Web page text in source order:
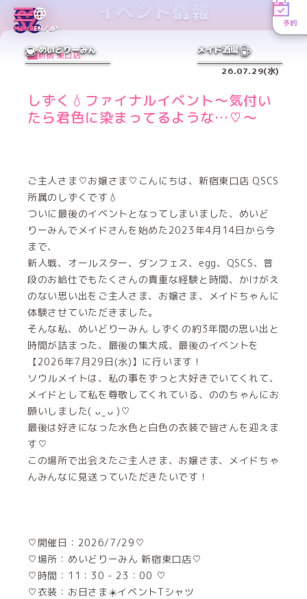
MENUEN／JP
予約
めいどりーみん メイド酒場
イベント情報
新宿 東口店
26.07.29(水)
しずく‪💧‬ファイナルイベント〜気付い
たら君色に染まってるような…♡〜
ご主人さま♡お嬢さま♡こんにちは、新宿東口店 QSCS
所属のしずくです‪💧‬
ついに最後のイベントとなってしまいました、めいど
りーみんでメイドさんを始めた2023年4月14日から今
まで、
新人戦、オールスター、ダンフェス、egg、QSCS、普
段のお給仕でもたくさんの貴重な経験と時間、かけがえ
のない思い出をご主人さま、お嬢さま、メイドちゃんに
体験させていただきました。
そんな私、めいどりーみん しずくの約3年間の思い出と
時間が詰まった、最後の集大成、最後のイベントを
【2026年7月29日(水)】に行います！
ソウルメイトは、私の事をずっと大好きでいてくれて、
メイドとして私を尊敬してくれている、ののちゃんにお
願いしました( ᴗ ̫ ᴗ )♡
最後は好きになった水色と白色の衣装で皆さんを迎えま
す♡
この場所で出会えたご主人さま、お嬢さま、メイドちゃ
んみんなに見送っていただきたいです！
♡開催日：2026/7/29♡
♡場所：めいどりーみん 新宿東口店♡
♡時間：11：30 - 23：00 ♡
♡衣装：お日さま☀️イベントTシャツ